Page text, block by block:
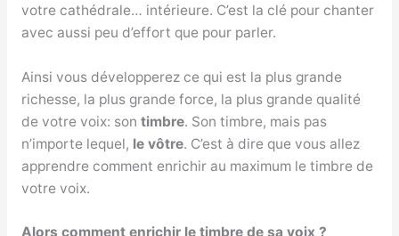
votre cathédrale… intérieure. C’est la clé pour chanter
avec aussi peu d’effort que pour parler.
Ainsi vous développerez ce qui est la plus grande
richesse, la plus grande force, la plus grande qualité
de votre voix: son timbre. Son timbre, mais pas
n’importe lequel, le vôtre. C’est à dire que vous allez
apprendre comment enrichir au maximum le timbre de
votre voix.
Alors comment enrichir le timbre de sa voix ?